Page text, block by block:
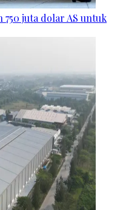
juta dolar AS untuk